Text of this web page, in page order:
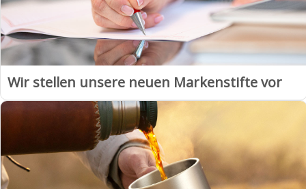
Wir stellen unsere neuen Markenstifte vor